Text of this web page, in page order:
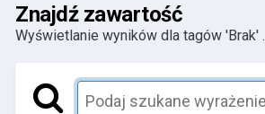
Znajdź zawartość
Wyświetlanie wyników dla tagów 'Brak' .